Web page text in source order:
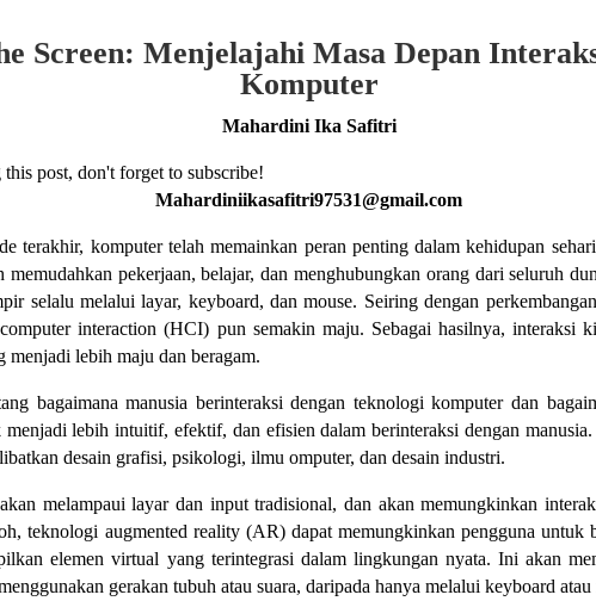
Screen: Menjelajahi Masa Depan
Komputer
Mahardini Ika Safitri
post, don't forget to subscribe!
Mahardiniikasafitri97531@gmail.com
terakhir, komputer telah memainkan peran penting dalam kehidupan
pekerjaan, belajar, dan menghubungkan orang dari seluruh
selalu melalui layar, keyboard, dan mouse. Seiring dengan
interaction (HCI) pun semakin maju. Sebagai hasilnya, interaksi
menjadi lebih maju dan beragam.
bagaimana manusia berinteraksi dengan teknologi komputer dan
menjadi lebih intuitif, efektif, dan efisien dalam berinteraksi dengan
desain grafisi, psikologi, ilmu omputer, dan desain industri.
melampaui layar dan input tradisional, dan akan memungkinkan
teknologi augmented reality (AR) dapat memungkinkan pengguna untuk
elemen virtual yang terintegrasi dalam lingkungan nyata. Ini akan
gerakan tubuh atau suara, daripada hanya melalui keyboard atau